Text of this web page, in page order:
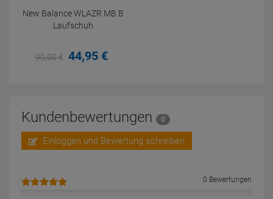
New Balance WLAZR MB B
Laufschuh
90,00€ 44,95 €
Kundenbewertungen 0
Einloggen und Bewertung schreiben
0 Bewertungen